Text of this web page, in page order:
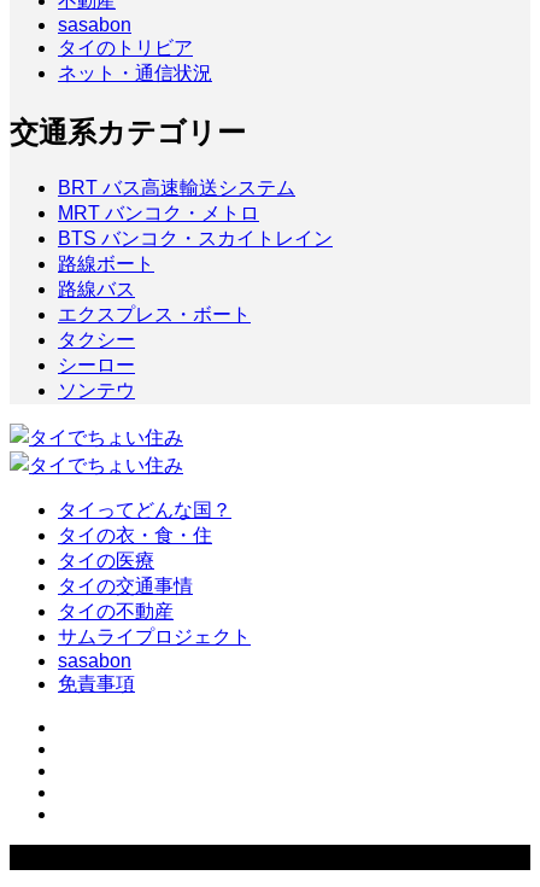
sasabon
タイのトリビア
ネット・通信状況
交通系カテゴリー
BRT バス高速輸送システム
MRT バンコク・メトロ
BTS バンコク・スカイトレイン
路線ボート
路線バス
エクスプレス・ボート
タクシー
シーロー
ソンテウ
タイってどんな国？
タイの衣・食・住
タイの医療
タイの交通事情
タイの不動産
サムライプロジェクト
sasabon
免責事項